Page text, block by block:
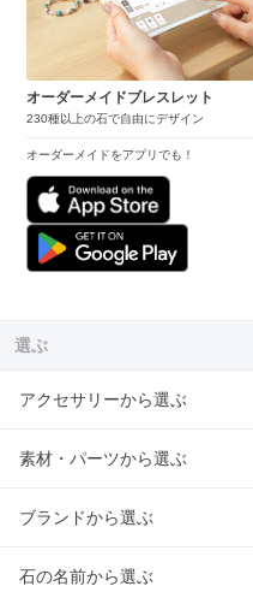
オーダーメイドブレスレット
230種以上の石で自由にデザイン
オーダーメイドをアプリでも！
選ぶ
アクセサリーから選ぶ
素材・パーツから選ぶ
ブランドから選ぶ
石の名前から選ぶ